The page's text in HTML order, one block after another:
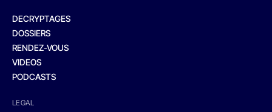
DECRYPTAGES
DOSSIERS
RENDEZ-VOUS
VIDEOS
PODCASTS
LEGAL